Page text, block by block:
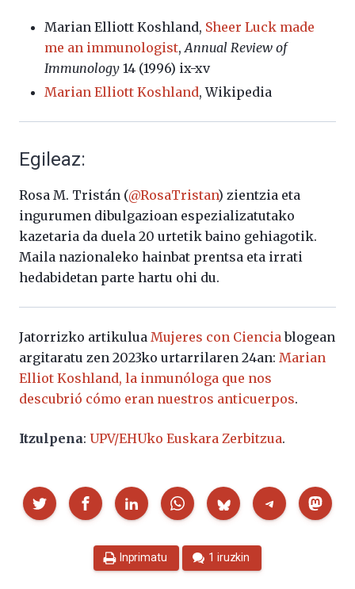
Marian Elliott Koshland, Sheer Luck made
me an immunologist,Annual Review of
Immunology 14 (1996) ix-xv
Marian Elliott Koshland, Wikipedia
Egileaz:
Rosa M. Tristán (@RosaTristan) zientzia eta
ingurumen dibulgazioan espezializatutako
kazetaria da duela 20 urtetik baino gehiagotik.
Maila nazionaleko hainbat prentsa eta irrati
hedabidetan parte hartu ohi du.
Jatorrizko artikulua Mujeres con Cienciablogean
argitaratu zen 2023ko urtarrilaren 24an: Marian
Elliot Koshland, la inmunóloga que nos
descubrió cómo eran nuestros anticuerpos.
Itzulpena: UPV/EHUko Euskara Zerbitzua.
Partekatu
Inprimatu 1 iruzkin